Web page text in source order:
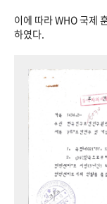
이에 따라 WHO 국제
하였다.